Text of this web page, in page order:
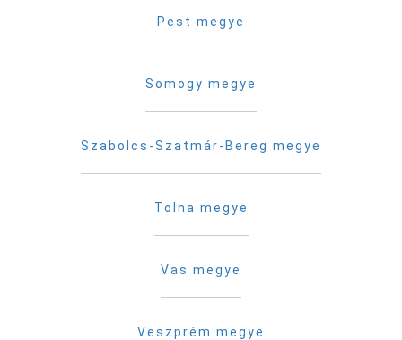
Pest megye
Somogy megye
Szabolcs-Szatmár-Bereg megye
Tolna megye
Vas megye
Veszprém megye